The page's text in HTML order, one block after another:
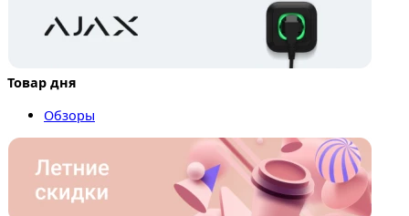
Товар дня
Обзоры